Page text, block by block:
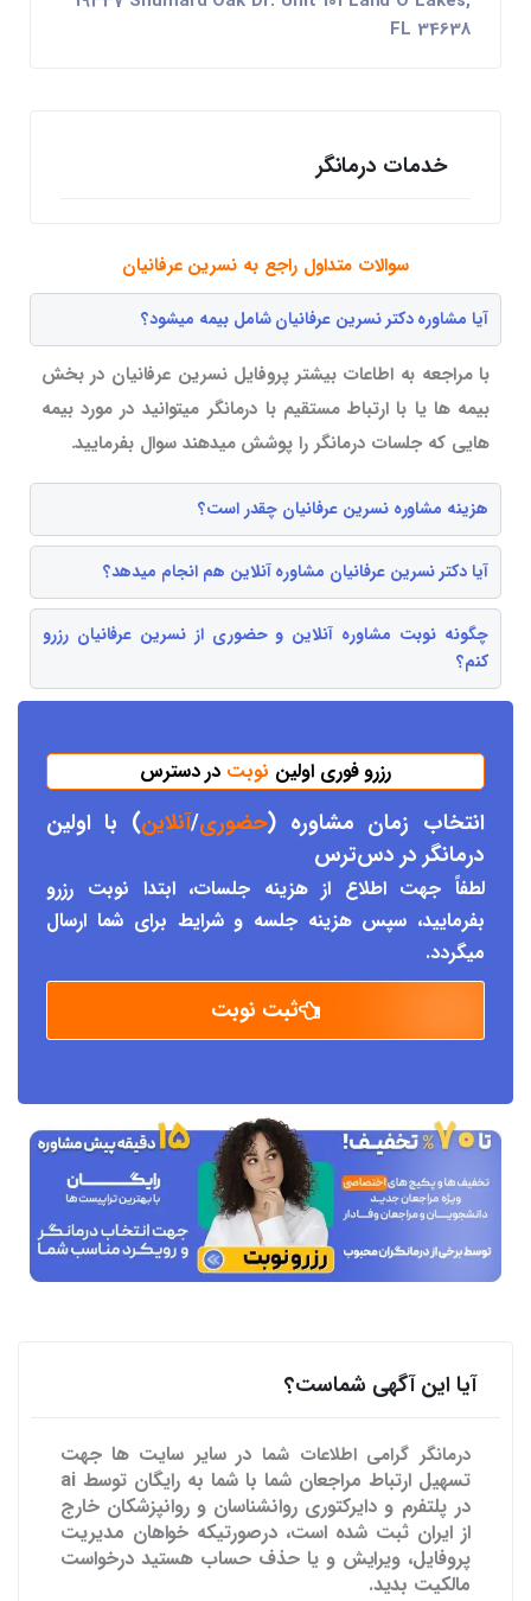
FL 34638
خدمات درمانگر
سوالات متداول راجع به نسرین عرفانیان
آیا مشاوره دکتر نسرین عرفانیان شامل بیمه میشود؟
با مراجعه به اطاعات بیشتر پروفایل نسرین عرفانیان در بخش
بیمه ها یا با ارتباط مستقیم با درمانگر میتوانید در مورد بیمه
هایی که جلسات درمانگر را پوشش میدهند سوال بفرمایید.
هزینه مشاوره نسرین عرفانیان چقدر است؟
آیا دکتر نسرین عرفانیان مشاوره آنلاین هم انجام میدهد؟
چگونه نوبت مشاوره آنلاین و حضوری از نسرین عرفانیان رزرو
کنم؟
رزرو فوری اولین نوبت در دسترس
انتخاب زمان مشاوره (حضوری/آنلاین) با اولین
درمانگر در دسترس
لطفاً جهت اطلاع از هزینه جلسات، ابتدا نوبت رزرو
بفرمایید، سپس هزینه جلسه و شرایط برای شما ارسال
میگردد.
ثبت نوبت
آیا این آگهی شماست؟
درمانگر گرامی اطلاعات شما در سایر سایت ها جهت
تسهیل ارتباط مراجعان شما با شما به رایگان توسط ai
در پلتفرم و دایرکتوری روانشناسان و روانپزشکان خارج
از ایران ثبت شده است، درصورتیکه خواهان مدیریت
پروفایل، ویرایش و یا حذف حساب هستید درخواست
مالکیت بدید.